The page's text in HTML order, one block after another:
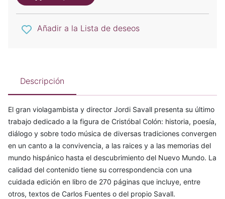
Añadir a la Lista de deseos
Descripción
El gran violagambista y director Jordi Savall presenta su último
trabajo dedicado a la figura de Cristóbal Colón: historia, poesía,
diálogo y sobre todo música de diversas tradiciones convergen
en un canto a la convivencia, a las raices y a las memorias del
mundo hispánico hasta el descubrimiento del Nuevo Mundo. La
calidad del contenido tiene su correspondencia con una
cuidada edición en libro de 270 páginas que incluye, entre
otros, textos de Carlos Fuentes o del propio Savall.